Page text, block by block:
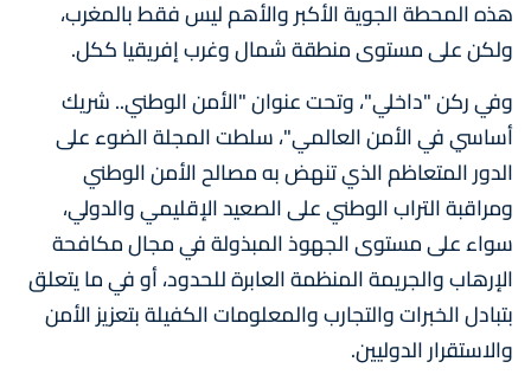
هذه المحطة الجوية الأكبر والأهم ليس فقط بالمغرب،
ولكن على مستوى منطقة شمال وغرب إفريقيا ككل.
وفي ركن "داخلي"، وتحت عنوان "الأمن الوطني.. شريك
أساسي في الأمن العالمي"، سلطت المجلة الضوء على
الدور المتعاظم الذي تنهض به مصالح الأمن الوطني
ومراقبة التراب الوطني على الصعيد الإقليمي والدولي،
سواء على مستوى الجهوذ المبذولة في مجال مكافحة
الإرهاب والجريمة المنظمة العابرة للحدود، أو في ما يتعلق
بتبادل الخبرات والتجارب والمعلومات الكفيلة بتعزيز الأمن
والاستقرار الدوليين.